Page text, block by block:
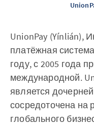
UnionPay (Yínlián),
платёжная
году, с 2005 года
международной.
является
сосредоточена на
глобального